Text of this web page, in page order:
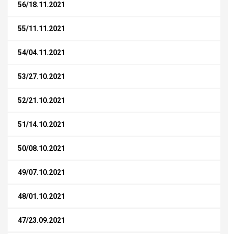
56/18.11.2021
55/11.11.2021
54/04.11.2021
53/27.10.2021
52/21.10.2021
51/14.10.2021
50/08.10.2021
49/07.10.2021
48/01.10.2021
47/23.09.2021